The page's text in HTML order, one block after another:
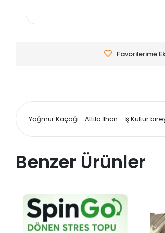
Favorilerime
Yağmur Kaçağı - Attila İlhan - İş Kültür
Benzer Ürünler